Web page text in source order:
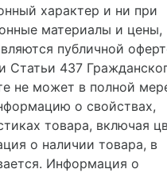
характер и ни при
материалы и цены,
публичной
Статьи 437
не может в полной
о свойствах,
товара, включая
о наличии товара, в
Информация о